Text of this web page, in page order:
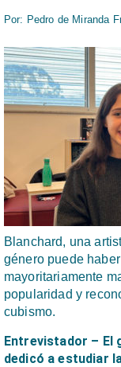
Por: Pedro de Miranda
Blanchard, una
género puede
mayoritariamente
popularidad y
cubismo.
Entrevistador – El
dedicó a estudiar